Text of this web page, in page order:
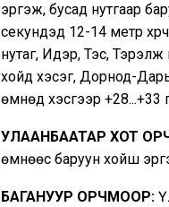
эргэж, бусад нутгаар
секундэд 12-14 метр
нутаг, Идэр, Тэс, Тэрэлж
хойд хэсэг, Дорнод-
өмнөд хэсгээр +28...+33
УЛААНБААТАР ХОТ
өмнөөс баруун хойш
БАГАНУУР ОРЧМООР: